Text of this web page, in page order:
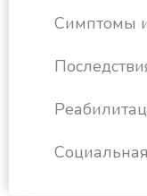
Симптомы